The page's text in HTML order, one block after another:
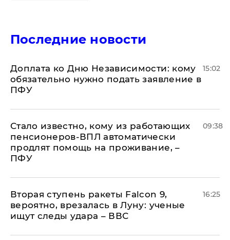
Последние новости
Доплата ко Дню Независимости: кому
обязательно нужно подать заявление в
ПФУ
15:02
Стало известно, кому из работающих
пенсионеров-ВПЛ автоматически
продлят помощь на проживание, –
ПФУ
09:38
Вторая ступень ракеты Falcon 9,
вероятно, врезалась в Луну: ученые
ищут следы удара – ВВС
16:25